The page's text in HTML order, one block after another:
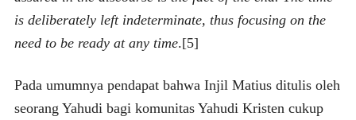
is deliberately left indeterminate, thus focusing on the
need to be ready at any time.[5]
Pada umumnya pendapat bahwa Injil Matius ditulis oleh
seorang Yahudi bagi komunitas Yahudi Kristen cukup